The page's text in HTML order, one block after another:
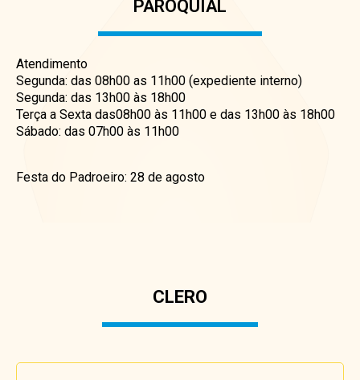
PAROQUIAL
Atendimento
Segunda: das 08h00 as 11h00 (expediente interno)
Segunda: das 13h00 às 18h00
Terça a Sexta das08h00 às 11h00 e das 13h00 às 18h00
Sábado: das 07h00 às 11h00
Festa do Padroeiro: 28 de agosto
CLERO